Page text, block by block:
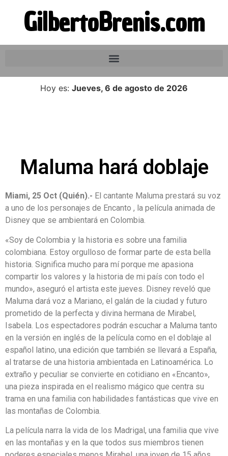
GilbertoBrenis.com
Hoy es: Jueves, 6 de agosto de 2026
Maluma hará doblaje
Miami, 25 Oct (Quién).- El cantante Maluma prestará su voz
a uno de los personajes de Encanto , la película animada de
Disney que se ambientará en Colombia.
«Soy de Colombia y la historia es sobre una familia
colombiana. Estoy orgulloso de formar parte de esta bella
historia. Significa mucho para mí porque me apasiona
compartir los valores y la historia de mi país con todo el
mundo», aseguró el artista este jueves. Disney reveló que
Maluma dará voz a Mariano, el galán de la ciudad y futuro
prometido de la perfecta y divina hermana de Mirabel,
Isabela. Los espectadores podrán escuchar a Maluma tanto
en la versión en inglés de la película como en el doblaje al
español latino, una edición que también se llevará a España,
al tratarse de una historia ambientada en Latinoamérica. Lo
extraño y peculiar se convierte en cotidiano en «Encanto»,
una pieza inspirada en el realismo mágico que centra su
trama en una familia con habilidades fantásticas que vive en
las montañas de Colombia.
La película narra la vida de los Madrigal, una familia que vive
en las montañas y en la que todos sus miembros tienen